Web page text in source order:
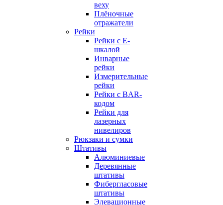
веху
Плёночные
отражатели
Рейки
Рейки с E-
шкалой
Инварные
рейки
Измерительные
рейки
Рейки с BAR-
кодом
Рейки для
лазерных
нивелиров
Рюкзаки и сумки
Штативы
Алюминиевые
Деревянные
штативы
Фибергласовые
штативы
Элевационные